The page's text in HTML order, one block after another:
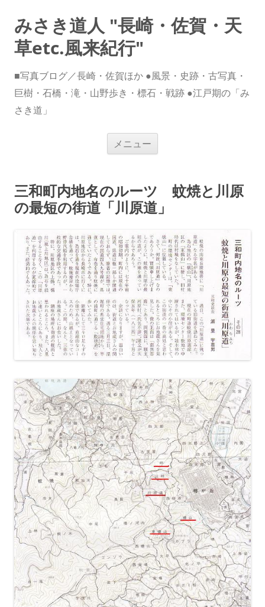
みさき道人 "長崎・佐賀・天
草etc.風来紀行"
■写真ブログ／長崎・佐賀ほか ●風景・史跡・古写真・
巨樹・石橋・滝・山野歩き・標石・戦跡 ●江戸期の「み
さき道」
メニュー
プ
三和町内地名のルーツ 蚊焼と川原
の最短の街道「川原道」